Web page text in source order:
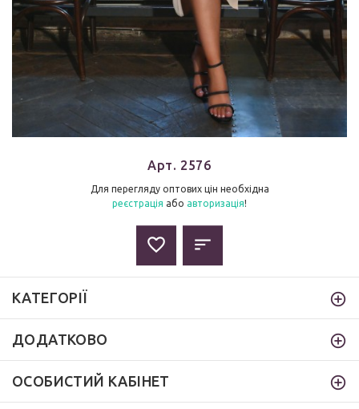
Арт. 2576
Для перегляду оптових цін необхідна
реєстрація або авторизація!
КАТЕГОРІЇ
ДОДАТКОВО
ОСОБИСТИЙ КАБІНЕТ